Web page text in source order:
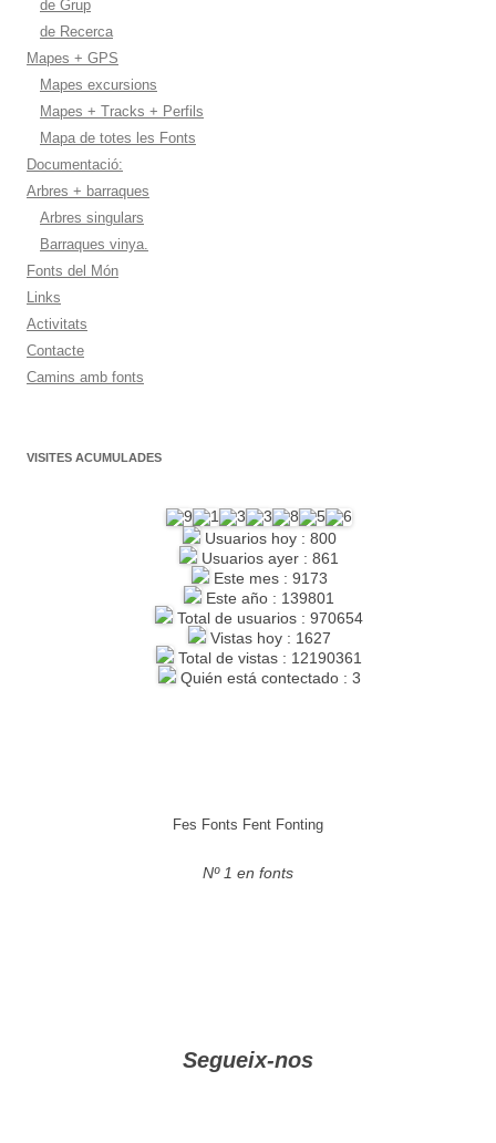
de Grup
de Recerca
Mapes + GPS
Mapes excursions
Mapes + Tracks + Perfils
Mapa de totes les Fonts
Documentació:
Arbres + barraques
Arbres singulars
Barraques vinya.
Fonts del Món
Links
Activitats
Contacte
Camins amb fonts
VISITES ACUMULADES
Usuarios hoy : 800
Usuarios ayer : 861
Este mes : 9173
Este año : 139801
Total de usuarios : 970654
Vistas hoy : 1627
Total de vistas : 12190361
Quién está contectado : 3
Fes Fonts Fent Fonting
Nº 1 en fonts
Segueix-nos